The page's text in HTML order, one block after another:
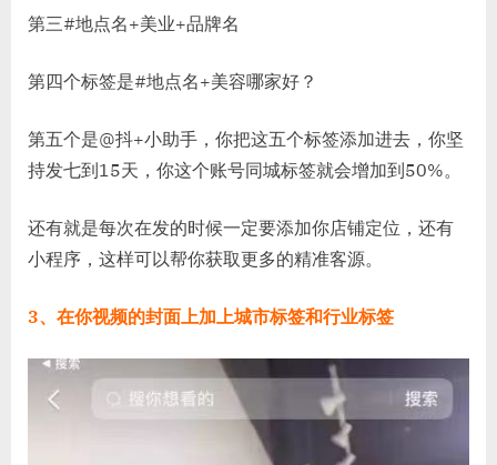
第三#地点名+美业+品牌名
第四个标签是#地点名+美容哪家好？
第五个是@抖+小助手，你把这五个标签添加进去，你坚
持发七到15天，你这个账号同城标签就会增加到50%。
还有就是每次在发的时候一定要添加你店铺定位，还有
小程序，这样可以帮你获取更多的精准客源。
3、在你视频的封面上加上城市标签和行业标签